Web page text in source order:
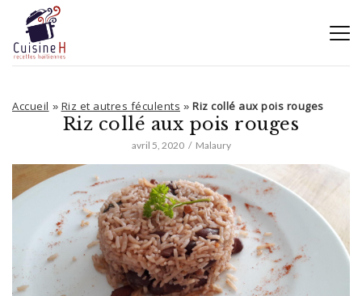
Accueil » Riz et autres féculents » Riz collé aux pois rouges
Riz collé aux pois rouges
avril 5, 2020 Malaury